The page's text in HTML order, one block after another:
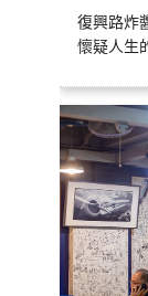
復興路炸
懷疑人生